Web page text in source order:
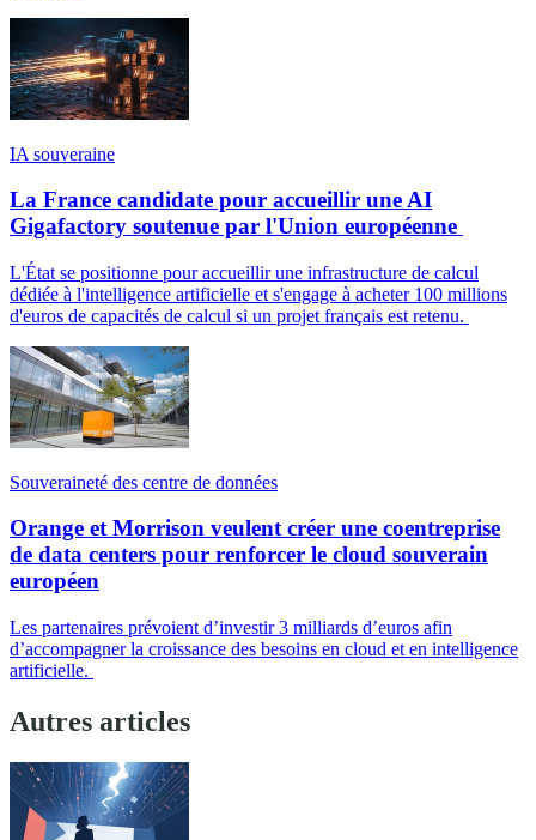
IA souveraine
La France candidate pour accueillir une AI
Gigafactory soutenue par l'Union européenne
L'État se positionne pour accueillir une infrastructure de calcul
dédiée à l'intelligence artificielle et s'engage à acheter 100 millions
d'euros de capacités de calcul si un projet français est retenu.
Souveraineté des centre de données
Orange et Morrison veulent créer une coentreprise
de data centers pour renforcer le cloud souverain
européen
Les partenaires prévoient d’investir 3 milliards d’euros afin
d’accompagner la croissance des besoins en cloud et en intelligence
artificielle.
Autres articles